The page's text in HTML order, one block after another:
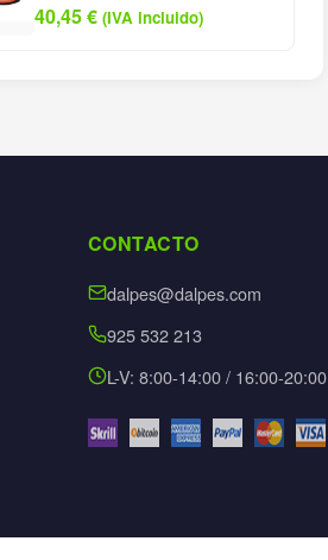
40,45€ (IVA incluido)
CONTACTO
dalpes@dalpes.com
925 532 213
L-V: 8:00-14:00 / 16:00-20:00